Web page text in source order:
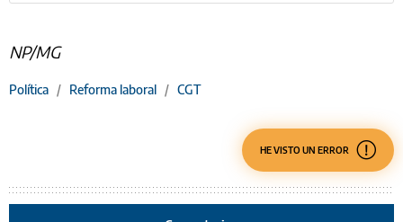
NP/MG
Política / Reforma laboral / CGT
HE VISTO UN ERROR